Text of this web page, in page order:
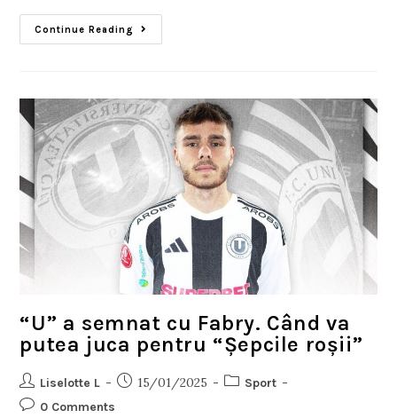
Continue Reading
“U” a semnat cu Fabry. Când va
putea juca pentru “Șepcile roșii”
Liselotte L 15/01/2025
Sport
0 Comments